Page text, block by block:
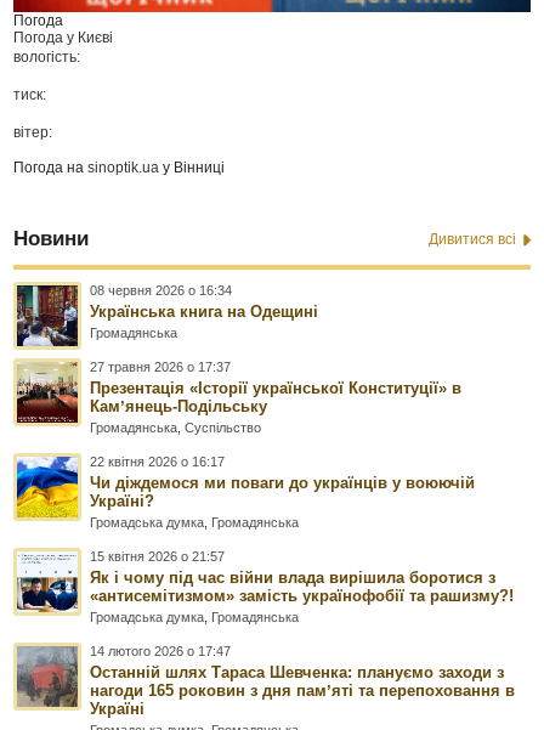
Погода
Погода у Києві
вологість:
тиск:
вітер:
Погода наsinoptik.ua у Вінниці
Новини Дивитися всі
08 червня 2026 о 16:34
Українська книга на Одещині
Громадянська
27 травня 2026 о 17:37
Презентація «Історії української Конституції» в
Камʼянець-Подільську
Громадянська ,Суспільство
22 квітня 2026 о 16:17
Чи діждемося ми поваги до українців у воюючій
Україні?
Громадська думка Громадянська
15 квітня 2026 о 21:57
Як і чому під час війни влада вирішила боротися з
«антисемітизмом» замість українофобії та рашизму?!
Громадська думка Громадянська
14 лютого 2026 о 17:47
Останній шлях Тараса Шевченка: плануємо заходи з
нагоди 165 роковин з дня памʼяті та перепоховання в
Україні